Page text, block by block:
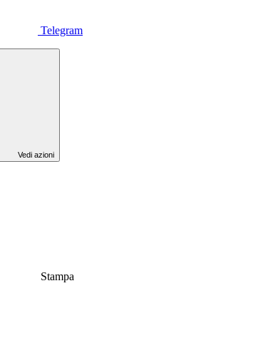
Telegram
Vedi azioni
Stampa